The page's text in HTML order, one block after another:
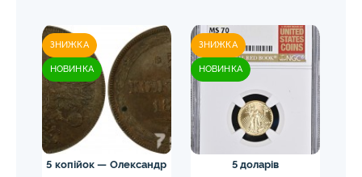
ЗНИЖКА
НОВИНКА
5 копійок — Олександр
ЗНИЖКА
НОВИНКА
5 доларів